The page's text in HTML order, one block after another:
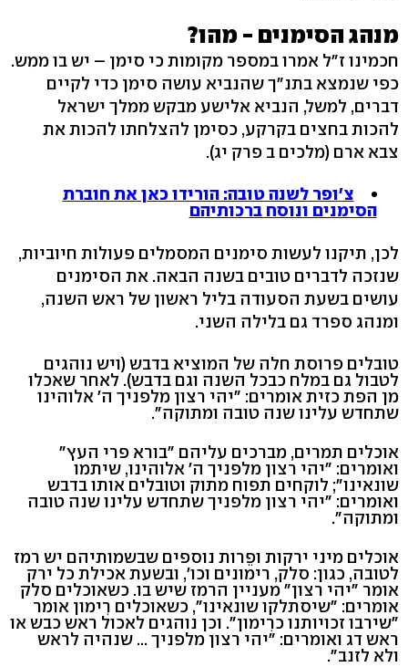
מנהג הסימנים - מהו?
חכמינו ז"ל אמרו במספר מקומות כי סימן – יש בו ממש.
כפי שנמצא בתנ"ך שהנביא עושה סימן כדי לקיים
דברים, למשל, הנביא אלישע מבקש ממלך ישראל
להכות בחצים בקרקע, כסימן להצלחתו להכות את
צבא ארם (מלכים ב פרק יג).
צ'ופר לשנה טובה: הורידו כאן את חוברת
הסימנים ונוסח ברכותיהם
לכן, תיקנו לעשות סימנים המסמלים פעולות חיוביות,
שנזכה לדברים טובים בשנה הבאה. את הסימנים
עושים בשעת הסעודה בליל ראשון של ראש השנה,
ומנהג ספרד גם בלילה השני.
טובלים פרוסת חלה של המוציא בדבש (ויש נוהגים
לטבול גם במלח כבכל השנה וגם בדבש). לאחר שאכלו
מן הפת כזית אומרים: "יהי רצון מלפניך ה' אלוהינו
שתחדש עלינו שנה טובה ומתוקה".
אוכלים תמרים, מברכים עליהם "בורא פרי העץ"
ואומרים: "יהי רצון מלפניך ה' אלוהינו, שיתמו
שונאינו"; לוקחים תפוח מתוק וטובלים אותו בדבש
ואומרים: "יהי רצון מלפניך שתחדש עלינו שנה טובה
ומתוקה".
אוכלים מיני ירקות ופֵרות נוספים שבשמותיהם יש רמז
לטובה, כגון: סלק, רימונים וכו', ובשעת אכילת כל ירק
אומר "יהי רצון" מעניין הרמז שיש בו. כשאוכלים סלק
אומרים: "שיסתלקו שונאינו", כשאוכלים רִימון אומר
"שירבו זכויותנו כרִימון". וכן נוהגים לאכול ראש כבש או
ראש דג ואומרים: "יהי רצון מלפניך ... שנהיה לראש
ולא לזנב".